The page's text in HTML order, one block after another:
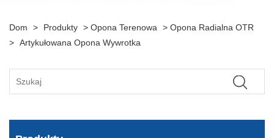
Dom > Produkty > Opona Terenowa > Opona Radialna OTR
> Artykułowana Opona Wywrotka